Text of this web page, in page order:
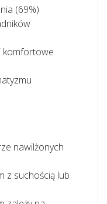
(69%)
komfortowe
nawilżonych
z suchością lub